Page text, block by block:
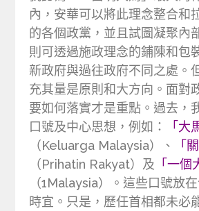
內，安華可以將此理念整合和
的各個政黨，並且試圖凝聚內
則可透過施政理念的鋪陳和包
新政府與過往政府不同之處。
充其量是原則和大方向。面對
要如何落實才是重點。過去，
口號及中心思想，例如：
「大
（Keluarga Malaysia）、
「
（Prihatin Rakyat）及 「一個
（1Malaysia）。這些口號放
時宜。只是，歷任首相都未必